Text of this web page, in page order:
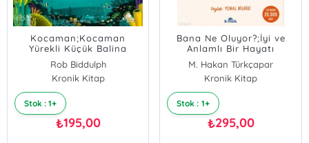
Kocaman;Kocaman
Yürekli Küçük Balina
Rob Biddulph
Kronik Kitap
Stok : 1+
₺195,00
Bana Ne Oluyor?;İyi ve
Anlamlı Bir Hayatı
Kurmanın Yolları
M. Hakan Türkçapar
Kronik Kitap
Stok : 1+
₺295,00